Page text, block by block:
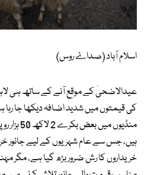
اسلام آباد (صداۓ روس)
عیدالاضحیٰ کے موقع آنے کے ساتھ ہی
کی قیمتوں میں شدید اضافہ دیکھا جا
منڈیوں
ہیں، جس سے عام شہریوں کے لیے جانور
خریداروں کا رش ضرور بڑھ گیا ہے، مگر